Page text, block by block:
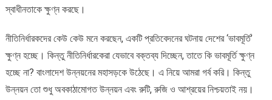
স্বাধীনতাকে ক্ষুণ্ন করছে।
নীতিনির্ধারকদের কেউ কেউ মনে করছেন, একটি প্রতিবেদনের ঘটনায় দেশের ‘ভাবমূর্তি’
ক্ষুণ্ন হচ্ছে। কিন্তু নীতিনির্ধারকেরা যেভাবে বক্তব্য দিচ্ছেন, তাতে কি ভাবমূর্তি ক্ষুণ্ন
হচ্ছে না? বাংলাদেশ উন্নয়নের মহাসড়কে উঠেছে। এ নিয়ে আমরা গর্ব করি। কিন্তু
উন্নয়ন তো শুধু অবকাঠামোগত উন্নয়ন এবং রুটি, রুজি ও আশ্রয়ের নিশ্চয়তাই নয়।